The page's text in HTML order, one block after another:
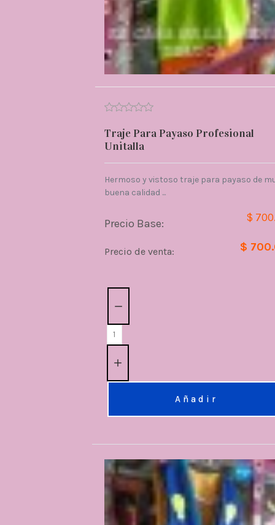
Traje Para Payaso Profesional
Unitalla
Hermoso y vistoso traje para payaso de
buena calidad ...
Precio Base: $
Precio de venta: $
Añadir